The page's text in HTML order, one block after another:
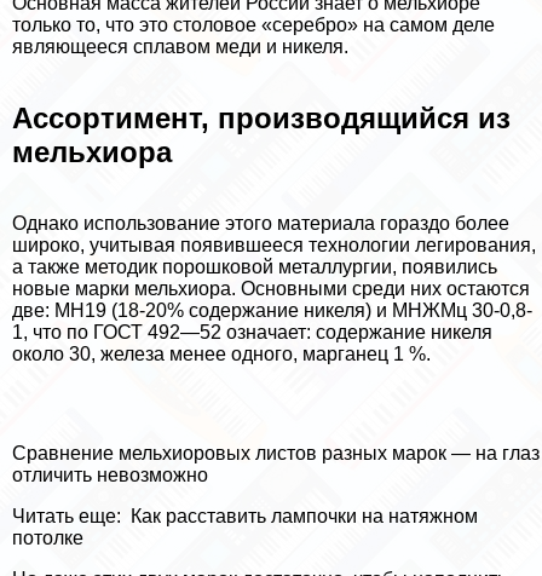
только то, что это столовое «серебро» на самом деле
являющееся сплавом меди и никеля.
Ассортимент, производящийся из
мельхиора
Однако использование этого материала гораздо более
широко, учитывая появившееся технологии легирования,
а также методик порошковой металлургии, появились
новые марки мельхиора. Основными среди них остаются
две: МН19 (18-20% содержание никеля) и МНЖМц 30-0,8-
1, что по ГОСТ 492—52 означает: содержание никеля
около 30, железа менее одного, марганец 1 %.
Сравнение мельхиоровых листов разных марок — на глаз
отличить невозможно
Читать еще:
Как расставить лампочки на натяжном
потолке